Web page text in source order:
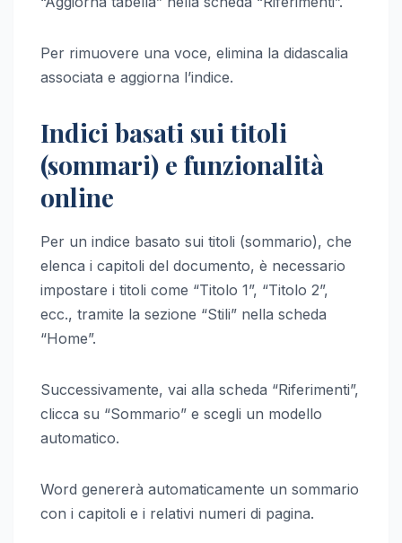
Per rimuovere una voce, elimina la didascalia
associata e aggiorna l’indice.
Indici basati sui titoli
(sommari) e funzionalità
online
Per un indice basato sui titoli (sommario), che
elenca i capitoli del documento, è necessario
impostare i titoli come “Titolo 1”, “Titolo 2”,
ecc., tramite la sezione “Stili” nella scheda
“Home”.
Successivamente, vai alla scheda “Riferimenti”,
clicca su “Sommario” e scegli un modello
automatico.
Word genererà automaticamente un sommario
con i capitoli e i relativi numeri di pagina.